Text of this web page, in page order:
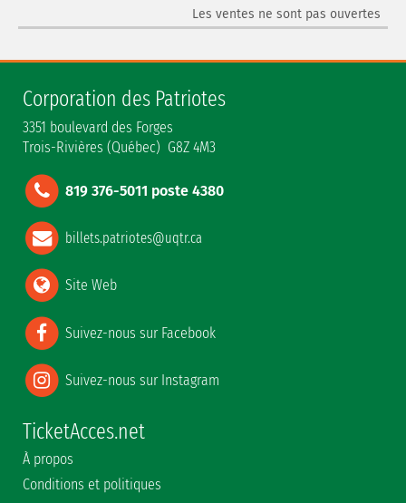
Les ventes ne sont pas ouvertes
Corporation des Patriotes
3351 boulevard des Forges
Trois-Rivières (Québec) G8Z 4M3
819 376-5011 poste 4380
billets.patriotes@uqtr.ca
Site Web
Suivez-nous sur Facebook
Suivez-nous sur Instagram
TicketAcces.net
À propos
Conditions et politiques